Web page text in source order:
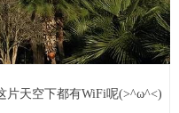
片天空下都有WiFi呢(>^ω^<)